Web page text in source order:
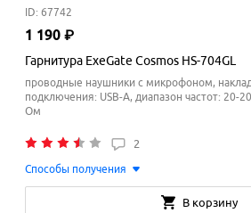
ID: 67742
1 190 ₽
Гарнитура ExeGate Cosmos HS-704GL
проводные наушники с микрофоном,
подключения: USB-A, диапазон частот: 20-
Ом
2
Способы получения
В корзину